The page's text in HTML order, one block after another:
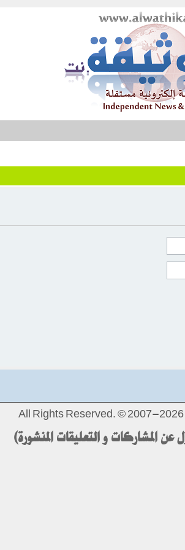
All Rights Reserved. © 2007-2026